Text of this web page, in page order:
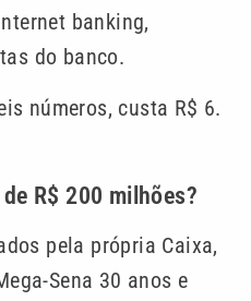
banking,
do banco.
números, custa R$ 6.
R$ 200 milhões?
pela própria Caixa,
Sena 30 anos e